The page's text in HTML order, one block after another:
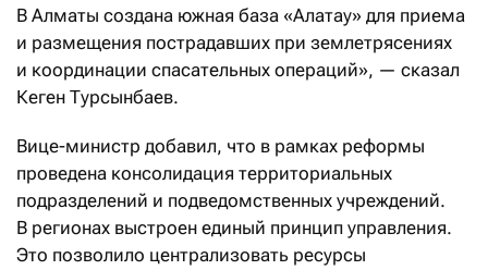
В Алматы создана южная база «Алатау» для приема
и размещения пострадавших при землетрясениях
и координации спасательных операций», — сказал
Кеген Турсынбаев.
Вице-министр добавил, что в рамках реформы
проведена консолидация территориальных
подразделений и подведомственных учреждений.
В регионах выстроен единый принцип управления.
Это позволило централизовать ресурсы